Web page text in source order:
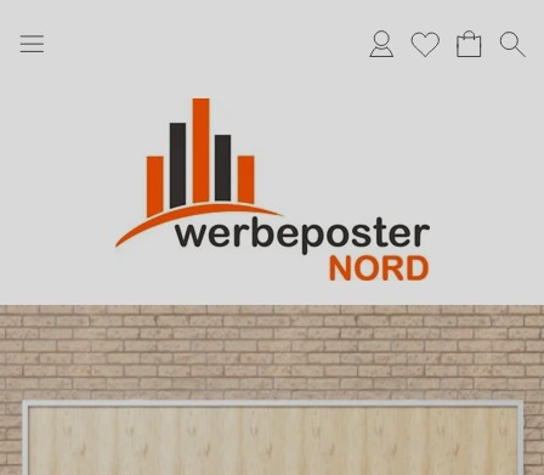
Anmelden
Merkliste